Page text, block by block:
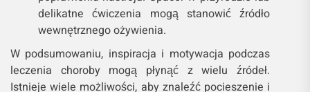
delikatne ćwiczenia mogą stanowić źródło
wewnętrznego ożywienia.
W podsumowaniu, inspiracja i motywacja podczas
leczenia choroby mogą płynąć z wielu źródeł.
Istnieje wiele możliwości, aby znaleźć pocieszenie i